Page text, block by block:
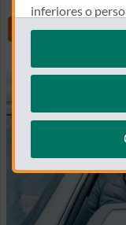
inferiores o
en"configurar
Te recordamos
cookies en